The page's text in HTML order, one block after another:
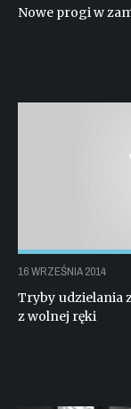
Nowe progi w
16 WRZEŚNIA 2014
Tryby udzielania
z wolnej ręki